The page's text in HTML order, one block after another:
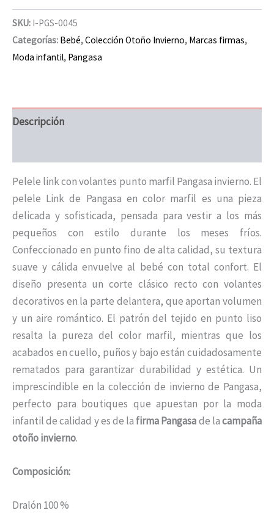
SKU: I-PGS-0045
Categorías: Bebé,Colección Otoño Invierno, Marcas firmas,
Moda infantil, Pangasa
Descripción
Pelele link con volantes punto marfil Pangasa invierno. El
pelele Link de Pangasa en color marfil es una pieza
delicada y sofisticada, pensada para vestir a los más
pequeños con estilo durante los meses fríos.
Confeccionado en punto fino de alta calidad, su textura
suave y cálida envuelve al bebé con total confort. El
diseño presenta un corte clásico recto con volantes
decorativos en la parte delantera, que aportan volumen
y un aire romántico. El patrón del tejido en punto liso
resalta la pureza del color marfil, mientras que los
acabados en cuello, puños y bajo están cuidadosamente
rematados para garantizar durabilidad y estética. Un
imprescindible en la colección de invierno de Pangasa,
perfecto para boutiques que apuestan por la moda
infantil de calidad y es de la firma Pangasade lacampaña
otoño invierno.
Composición:
Dralón 100 %